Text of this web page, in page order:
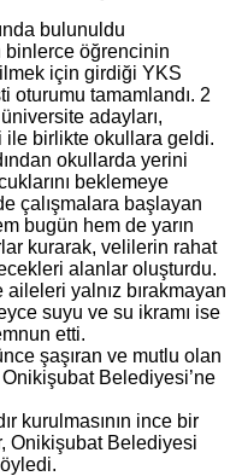
bulunuldu
öğrencinin
için girdiği YKS
oturumu tamamlandı. 2
adayları,
ile birlikte okullara geldi.
okullarda yerini
beklemeye
çalışmalara başlayan
bugün hem de yarın
kurarak, velilerin rahat
alanlar oluşturdu.
yalnız bırakmayan
suyu ve su ikramı ise
etti.
şaşıran ve mutlu olan
Belediyesi’ne
kurulmasının ince bir
Onikişubat Belediyesi